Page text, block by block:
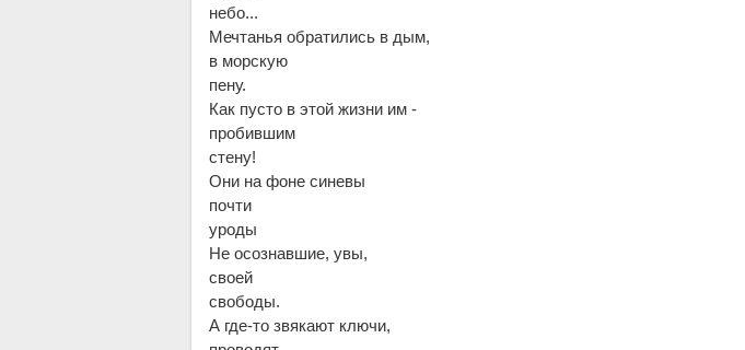
небо...
Мечтанья обратились в дым,
в морскую
пену.
Как пусто в этой жизни им -
пробившим
стену!
Они на фоне синевы
почти
уроды
Не осознавшие, увы,
своей
свободы.
А где-то звякают ключи,